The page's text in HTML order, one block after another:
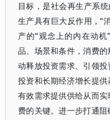
目标，是社会再生产系
生产具有巨大反作用，“
产的“观念上的内在动
品、场景和条件，消费
动释放投资需求、引领
投资和长期经济增长提
有效需求提供供给从而
费的关键。进一步打通